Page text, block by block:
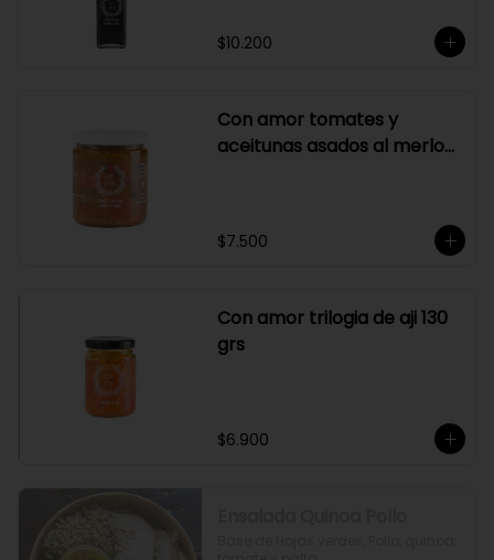
$10.200
Con amor tomates y
aceitunas asados al merlot
$7.500
Con amor trilogia de aji 130
grs
$6.900